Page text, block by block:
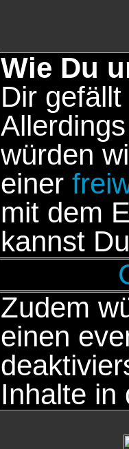
Wie Du
Dir
würden
einer
mit dem
kannst
Zudem
einen
Inhalte in